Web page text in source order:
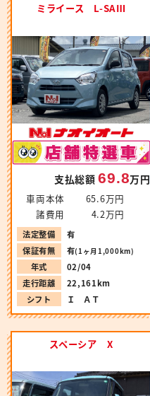
ミライース L-SAⅢ
支払総額69.8万円
車両本体
65.6万円
諸費用
4.2万円
法定整備
有
保証有無
有(1ヶ月1,000km)
年式
02/04
走行距離
22,161km
シフト
Ｉ ＡＴ
スペーシア X